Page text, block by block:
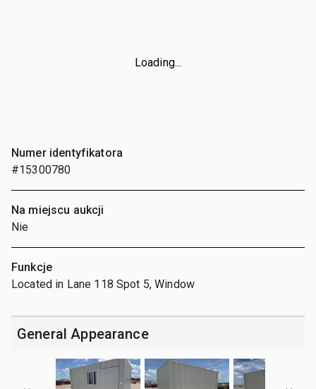
Loading...
Numer identyfikatora
#15300780
Na miejscu aukcji
Nie
Funkcje
Located in Lane 118 Spot 5, Window
General Appearance